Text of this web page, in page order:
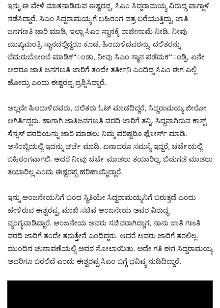
ಇನ್ನು ಈ ವೇಳೆ ಮಾತನಾಡಿರುವ ಈಶ್ವರಪ್ಪ, ಸಿಎಂ ಸಿದ್ದರಾಮಯ್ಯ ವಿರುದ್ಧ ವಾಗ್ದಾಳಿ
ನಡೆಸಿದ್ದಾರೆ. ಸಿಎಂ ಸಿದ್ದರಾಮಯ್ಯಗೆ ಬಹಿರಂಗ ಪತ್ರ ಬರೆಯುತ್ತಿದ್ದು, ಜಾತಿ
ಜನಗಣತಿ ಜಾರಿ ಮಾಡಿ, ಇಲ್ಲಾ ಸಿಎಂ ಸ್ಥಾನಕ್ಕೆ ರಾಜೀನಾಮೆ ನೀಡಿ. ನೀವು
ಮುಖ್ಯಮಂತ್ರಿ ಸ್ಥಾನದಲ್ಲಿದ್ದರೂ ಕೂಡ, ಹಿಂದುಳಿದವರನ್ನು, ದಲಿತರನ್ನು
ಬೆದುರುಬೋಂಬೆ ಮಾಡಿಕ“ಂಡು, ನೀವು ಸಿಎಂ ಸ್ಥಾನ ಪಡೆದುಕ“ಂಡ್ರಿ. ಏನೇ
ಆದರೂ ಜಾತಿ ಜನಗಣತಿ ಜಾರಿಗೆ ತಂದೇ ತರ್ತೀನಿ ಎಂದಿದ್ದ ಸಿಎಂ ಈಗ ಎಲ್ಲಿ
ಹೋದ್ರು ಎಂದು ಈಶ್ವರಪ್ಪ ಪ್ರಶ್ನಿಸಿದ್ದಾರೆ.
ಅಲ್ಲದೇ ಹಿಂದುಳಿದವರು, ದಲಿತರು ಓಟ್ ಮಾಡದಿದ್ದರೆ, ಸಿದ್ದರಾಮಯ್ಯ ಜೀರೋ
ಆಗಿರ್ತಿದ್ದರು. ಹಾಗಾಗಿ ಜಾತಿಜನಗಣತಿ ವರದಿ ಜಾರಿಗೆ ತನ್ನಿ. ಸಿದ್ಧವಾಗಿರುವ ಕಾಸ್ಟ್
ಸೆನ್ಸಸ್ ವರದಿಯನ್ನು ಜಾರಿ ಮಾಡಲು ನಿಮ್ಮ ವರಿಷ್ಟರಿೂ ಫೋರ್ಸ್ ಮಾಡಿ.
ಅಸೆಂಬ್ಲಿಯಲ್ಲಿ ಇದನ್ನು ಚರ್ಚೆ ಮಾಡಿ. ಏನಾದರೂ ಸಮಸ್ಯೆ ಇದ್ದರೆ, ಚರ್ಚೆಯಲ್ಲಿ
ಬಹಿರಂಗವಾಗಲಿ. ಆದರೆ ನೀವು ಚರ್ಚೆ ಮಾಡಲು ತಯಾರಿಲ್ಲ, ಬಿಡುಗಡೆ ಮಾಡಲು
ತಯಾರಿಲ್ಲ ಎಂದು ಈಶ್ವರಪ್ಪ ಹರಿಹಾಯ್ದಿದ್ದಾರೆ.
ಇನ್ನು ಆಂಜನೇಯನಿಗೆ ಬಂದ ಸ್ಥಿತಿಯೇ ಸಿದ್ದರಾಮಯ್ಯನಿಗೆ ಬರುತ್ತದೆ ಎಂದು
ಹೇಳಿರುವ ಈಶ್ವರಪ್ಪ, ಮಾಜಿ ಸಚಿವ ಆಂಜನೇಯ ಅವರ ವಿರುದ್ಧ
ವ್ಯಂಗ್ಯವಾಡಿದ್ದಾರೆ. ಆಂಜನೇಯ ಅವರು ಸಚಿವರಾಗಿದ್ದಾಗ, ನಾನು ಜಾತಿ ಗಣತಿ
ವರದಿ ಜಾರಿಗೆ ತಂದೇ ತರುತ್ತೇನೆ ಎಂದಿದ್ದರು. ಆದರೆ ಅವರು ಜಾರಿಗೆ ತರಲಿಲ್ಲ.
ಮುಂದಿನ ಚುನಾವಣೆಯಲ್ಲಿ ಅವರ ಸೋಲಾಯಿತು. ಅದೇ ಗತಿ ಈಗ ಸಿದ್ದರಾಮಯ್ಯ
ಅವರಿಗೂ ಬರಲಿದೆ ಎಂದು ಈಶ್ವರಪ್ಪ ಸಿಎಂ ಬಗ್ಗೆ ಭವಿಷ್ಯ ನುಡಿದಿದ್ದಾರೆ.